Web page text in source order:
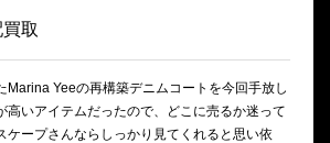
取
Marina Yeeの再構築デニムコートを今回手放し
高いアイテムだったので、どこに売るか迷って
ケープさんならしっかり見てくれると思い依